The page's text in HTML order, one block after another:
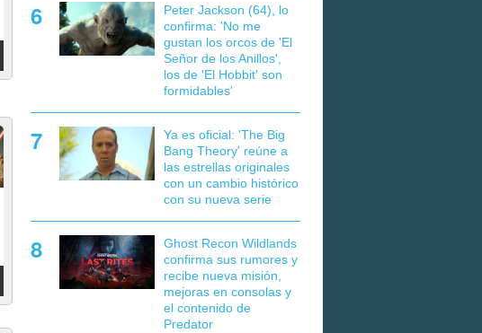
Peter Jackson (64), lo
confirma: 'No me
gustan los orcos de 'El
Señor de los Anillos',
los de 'El Hobbit' son
formidables'
Ya es oficial: 'The Big
Bang Theory' reúne a
las estrellas originales
con un cambio histórico
con su nueva serie
Ghost Recon Wildlands
confirma sus rumores y
recibe nueva misión,
mejoras en consolas y
el contenido de
Predator